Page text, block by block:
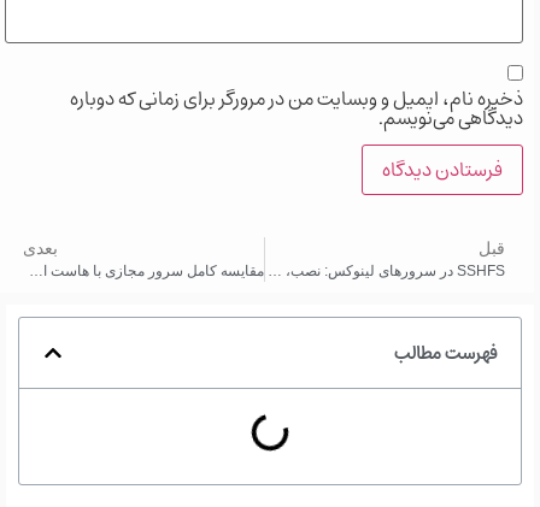
ذخیره نام، ایمیل و وبسایت من در مرورگر برای زمانی که دوباره
دیدگاهی می‌نویسم.
قبل
SSHFS در سرورهای لینوکس: نصب، کانفیگ، مانت دائم و نکات حرفه ای
بعدی
مقایسه کامل سرور مجازی با هاست اشتراکی و سرور اختصاصی
فهرست مطالب